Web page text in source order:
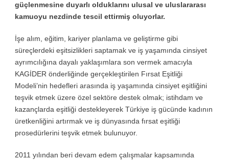
güçlenmesine duyarlı olduklarını ulusal ve uluslararası
kamuoyu nezdinde tescil ettirmiş oluyorlar.
İşe alım, eğitim, kariyer planlama ve geliştirme gibi
süreçlerdeki eşitsizlikleri saptamak ve iş yaşamında cinsiyet
ayrımcılığına dayalı yaklaşımlara son vermek amacıyla
KAGİDER önderliğinde gerçekleştirilen Fırsat Eşitliği
Modeli’nin hedefleri arasında iş yaşamında cinsiyet eşitliğini
teşvik etmek üzere özel sektöre destek olmak; istihdam ve
kazançlarda eşitliği destekleyerek Türkiye iş gücünde kadının
üretkenliğini artırmak ve iş dünyasında fırsat eşitliği
prosedürlerini teşvik etmek bulunuyor.
2011 yılından beri devam edem çalışmalar kapsamında